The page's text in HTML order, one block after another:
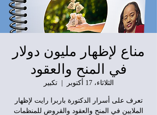
مناع لإظهار مليون دولار
في المنح والعقود
الثلاثاء، 17 أكتوبر
  |
تكبير
تعرف على أسرار الدكتورة باربرا رايت لإظهار
الملايين في المنح والعقود والقروض للمنظمات